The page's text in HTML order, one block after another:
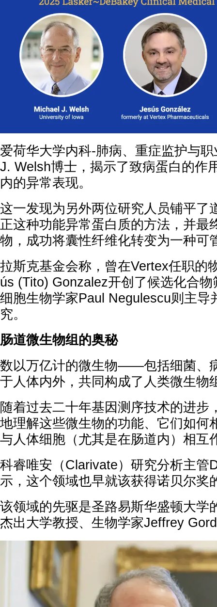
爱荷华大学内科-肺病、重症监护与
J. Welsh博士，揭示了致病蛋白的作
内的异常表现。
这一发现为另外两位研究人员铺平了
正这种功能异常蛋白质的方法，并最
物，成功将囊性纤维化转变为一种可
拉斯克基金会称，曾在Vertex任职的
ús (Tito) Gonzalez开创了候选化合
细胞生物学家Paul Negulescu则主导
究。
肠道微生物组的奥秘
数以万亿计的微生物——包括细菌
于人体内外，共同构成了人类微生物
随着过去二十年基因测序技术的进步
地理解这些微生物的功能、它们如何
与人体细胞（尤其是在肠道内）相互
科睿唯安（Clarivate）研究分析主管
示，这个领域也早就该获得诺贝尔奖
该领域的先驱是圣路易斯华盛顿大学
杰出大学教授、生物学家Jeffrey